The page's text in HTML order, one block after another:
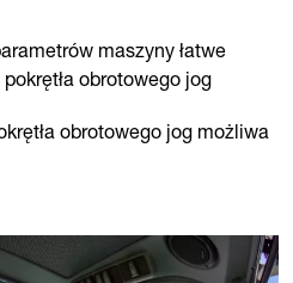
maszyny łatwe
obrotowego jog
obrotowego jog możliwa